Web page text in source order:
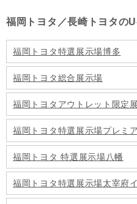
福岡トヨタ／長崎トヨタの
福岡トヨタ特選展示場博多
福岡トヨタ総合展示場
福岡トヨタアウトレット限定
福岡トヨタ特選展示場プレミ
福岡トヨタ 特選展示場八幡
福岡トヨタ特選展示場太宰府